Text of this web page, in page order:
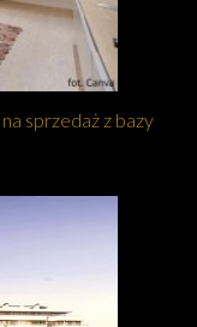
sprzedaż z bazy